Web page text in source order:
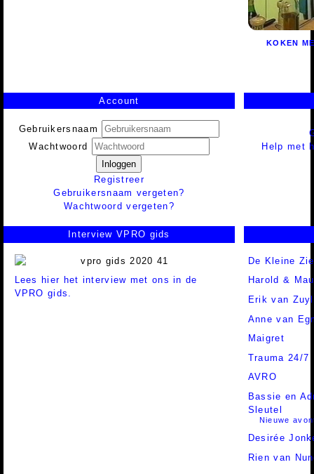
KOKEN
Account
Gebruikersnaam
Wachtwoord
Inloggen
Registreer
Gebruikersnaam vergeten?
Wachtwoord vergeten?
Help met
Interview VPRO gids
Lees hier het interview met ons in de
VPRO gids.
De Kleine
Harold &
Erik van
Anne van
Maigret
Trauma 24/7
AVRO
Bassie en
Sleutel
Nieuwe
Desirée
Rien van